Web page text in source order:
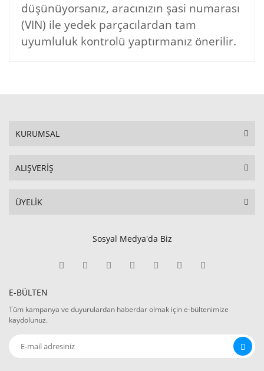
düşünüyorsanız, aracınızın şasi numarası
(VIN) ile yedek parçacılardan tam
uyumluluk kontrolü yaptırmanız önerilir.
KURUMSAL
ALIŞVERİŞ
ÜYELİK
Sosyal Medya'da Biz
E-BÜLTEN
Tüm kampanya ve duyurulardan haberdar olmak için e-bültenimize
kaydolunuz.